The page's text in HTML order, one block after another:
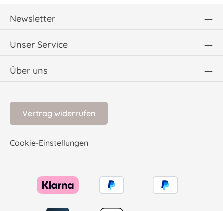
Newsletter
Unser Service
Über uns
Vertrag widerrufen
Cookie-Einstellungen